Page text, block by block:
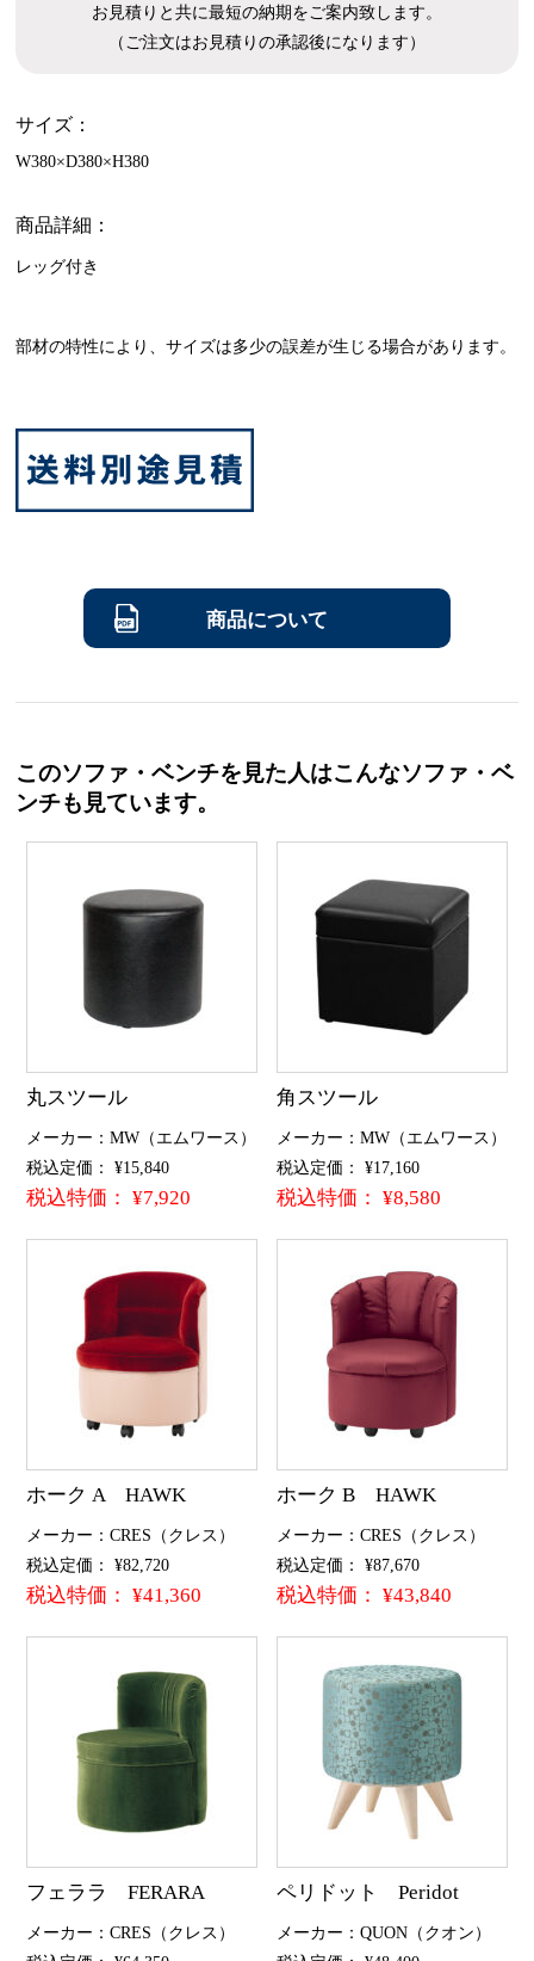
お見積りと共に最短の納期をご案内致します。
（ご注文はお見積りの承認後になります）
サイズ：
W380×D380×H380
商品詳細：
レッグ付き
部材の特性により、サイズは多少の誤差が生じる場合があります。
商品について
このソファ・ベンチを見た人はこんなソファ・ベ
ンチも見ています。
丸スツール
メーカー：MW（エムワース）
税込定価： ¥15,840
税込特価： ¥7,920
角スツール
メーカー：MW（エムワース）
税込定価： ¥17,160
税込特価： ¥8,580
ホーク A HAWK
メーカー：CRES（クレス）
税込定価： ¥82,720
税込特価： ¥41,360
ホーク B HAWK
メーカー：CRES（クレス）
税込定価： ¥87,670
税込特価： ¥43,840
フェララ FERARA
メーカー：CRES（クレス）
ペリドット Peridot
メーカー：QUON（クオン）